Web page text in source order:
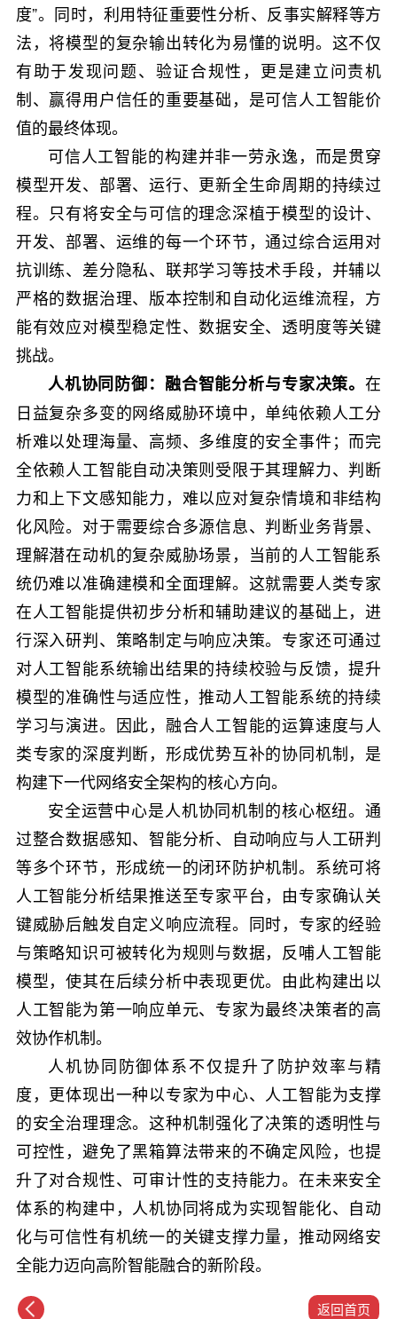
度”。同时，利用特征重要性分析、反事实解释等方
法，将模型的复杂输出转化为易懂的说明。这不仅
有助于发现问题、验证合规性，更是建立问责机
制、赢得用户信任的重要基础，是可信人工智能价
值的最终体现。
可信人工智能的构建并非一劳永逸，而是贯穿
模型开发、部署、运行、更新全生命周期的持续过
程。只有将安全与可信的理念深植于模型的设计、
开发、部署、运维的每一个环节，通过综合运用对
抗训练、差分隐私、联邦学习等技术手段，并辅以
严格的数据治理、版本控制和自动化运维流程，方
能有效应对模型稳定性、数据安全、透明度等关键
挑战。
人机协同防御：融合智能分析与专家决策。在
日益复杂多变的网络威胁环境中，单纯依赖人工分
析难以处理海量、高频、多维度的安全事件；而完
全依赖人工智能自动决策则受限于其理解力、判断
力和上下文感知能力，难以应对复杂情境和非结构
化风险。对于需要综合多源信息、判断业务背景、
理解潜在动机的复杂威胁场景，当前的人工智能系
统仍难以准确建模和全面理解。这就需要人类专家
在人工智能提供初步分析和辅助建议的基础上，进
行深入研判、策略制定与响应决策。专家还可通过
对人工智能系统输出结果的持续校验与反馈，提升
模型的准确性与适应性，推动人工智能系统的持续
学习与演进。因此，融合人工智能的运算速度与人
类专家的深度判断，形成优势互补的协同机制，是
构建下一代网络安全架构的核心方向。
安全运营中心是人机协同机制的核心枢纽。通
过整合数据感知、智能分析、自动响应与人工研判
等多个环节，形成统一的闭环防护机制。系统可将
人工智能分析结果推送至专家平台，由专家确认关
键威胁后触发自定义响应流程。同时，专家的经验
与策略知识可被转化为规则与数据，反哺人工智能
模型，使其在后续分析中表现更优。由此构建出以
人工智能为第一响应单元、专家为最终决策者的高
效协作机制。
人机协同防御体系不仅提升了防护效率与精
度，更体现出一种以专家为中心、人工智能为支撑
的安全治理理念。这种机制强化了决策的透明性与
可控性，避免了黑箱算法带来的不确定风险，也提
升了对合规性、可审计性的支持能力。在未来安全
体系的构建中，人机协同将成为实现智能化、自动
化与可信性有机统一的关键支撑力量，推动网络安
全能力迈向高阶智能融合的新阶段。
返回首页